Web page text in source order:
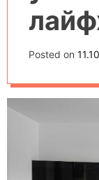
быта
Posted on